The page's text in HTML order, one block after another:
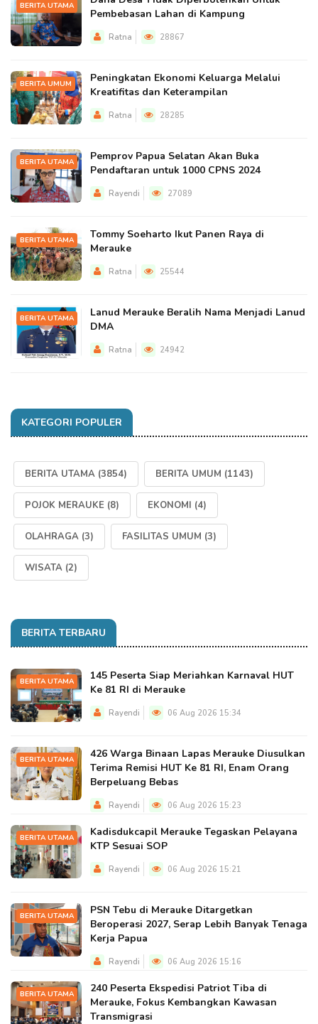
BERITA UTAMA
Pembebasan Lahan di Kampung
Ratna 28867
BERITA UMUM
Peningkatan Ekonomi Keluarga Melalui
Kreatifitas dan Keterampilan
Ratna 28285
BERITA UTAMA
Pemprov Papua Selatan Akan Buka
Pendaftaran untuk 1000 CPNS 2024
Rayendi 27089
BERITA UTAMA
Tommy Soeharto Ikut Panen Raya di
Merauke
Ratna 25544
BERITA UTAMA
Lanud Merauke Beralih Nama Menjadi Lanud
DMA
Ratna 24942
KATEGORI POPULER
BERITA UTAMA (3854) BERITA UMUM (1143)
POJOK MERAUKE (8) EKONOMI (4)
OLAHRAGA (3) FASILITAS UMUM (3)
WISATA (2)
BERITA TERBARU
BERITA UTAMA
145 Peserta Siap Meriahkan Karnaval HUT
Ke 81 RI di Merauke
Rayendi 06 Aug 2026 15:34
BERITA UTAMA
426 Warga Binaan Lapas Merauke Diusulkan
Terima Remisi HUT Ke 81 RI, Enam Orang
Berpeluang Bebas
Rayendi 06 Aug 2026 15:23
BERITA UTAMA
Kadisdukcapil Merauke Tegaskan Pelayana
KTP Sesuai SOP
Rayendi 06 Aug 2026 15:21
BERITA UTAMA
PSN Tebu di Merauke Ditargetkan
Beroperasi 2027, Serap Lebih Banyak Tenaga
Kerja Papua
Rayendi 06 Aug 2026 15:16
BERITA UTAMA
240 Peserta Ekspedisi Patriot Tiba di
Merauke, Fokus Kembangkan Kawasan
Transmigrasi